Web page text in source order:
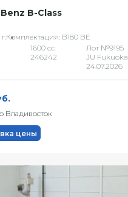
B-Class
Комплектация: B180 BE
1600 сс
246242
Лот №9195
JU Fukuoka
24.07.2026
Владивосток
цены